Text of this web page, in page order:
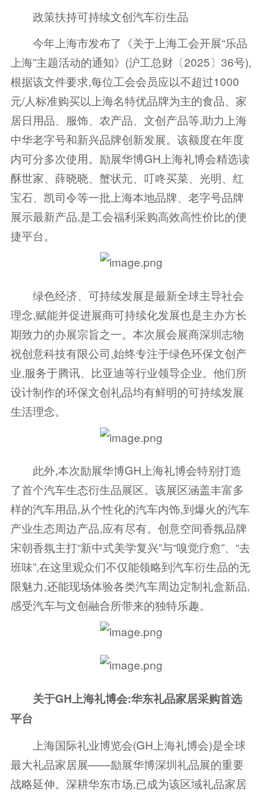
政策扶持可持续文创汽车衍生品
今年上海市发布了《关于上海工会开展“乐品
上海”主题活动的通知》(沪工总财〔2025〕36号),
根据该文件要求,每位工会会员应以不超过1000
元/人标准购买以上海名特优品牌为主的食品、家
居日用品、服饰、农产品、文创产品等,助力上海
中华老字号和新兴品牌创新发展。该额度在年度
内可分多次使用。励展华博GH上海礼博会精选读
酥世家、薛晓晓、蟹状元、叮咚买菜、光明、红
宝石、凯司令等一批上海本地品牌、老字号品牌
展示最新产品,是工会福利采购高效高性价比的便
捷平台。
绿色经济、可持续发展是最新全球主导社会
理念,赋能并促进展商可持续化发展也是主办方长
期致力的办展宗旨之一。本次展会展商深圳志物
祝创意科技有限公司,始终专注于绿色环保文创产
业,服务于腾讯、比亚迪等行业领导企业。他们所
设计制作的环保文创礼品均有鲜明的可持续发展
生活理念。
此外,本次励展华博GH上海礼博会特别打造
了首个汽车生态衍生品展区。该展区涵盖丰富多
样的汽车用品,从个性化的汽车内饰,到爆火的汽车
产业生态周边产品,应有尽有。创意空间香氛品牌
宋朝香氛主打“新中式美学复兴”与“嗅觉疗愈”、“去
班味”,在这里观众们不仅能领略到汽车衍生品的无
限魅力,还能现场体验各类汽车周边定制礼盒新品,
感受汽车与文创融合所带来的独特乐趣。
关于GH上海礼博会:华东礼品家居采购首选
平台
上海国际礼业博览会(GH上海礼博会)是全球
最大礼品家居展——励展华博深圳礼品展的重要
战略延伸。深耕华东市场,已成为该区域礼品家居